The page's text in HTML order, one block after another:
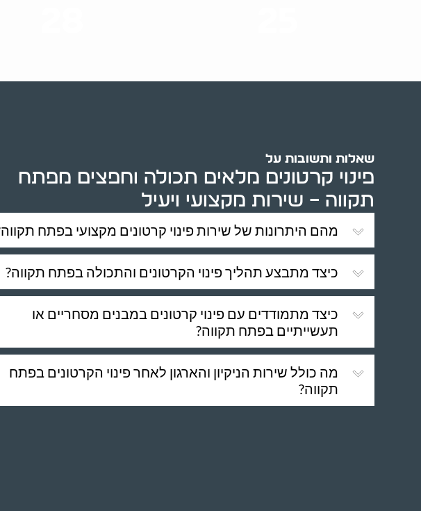
שאלות ותשובות על
פינוי קרטונים מלאים תכולה וחפצים מפתח
תקווה – שירות מקצועי ויעיל
מהם היתרונות של שירות פינוי קרטונים מקצועי בפתח
כיצד מתבצע תהליך פינוי הקרטונים והתכולה בפתח תקווה?
כיצד מתמודדים עם פינוי קרטונים במבנים מסחריים או
תעשייתיים בפתח תקווה?
מה כולל שירות הניקיון והארגון לאחר פינוי הקרטונים בפתח
תקווה?